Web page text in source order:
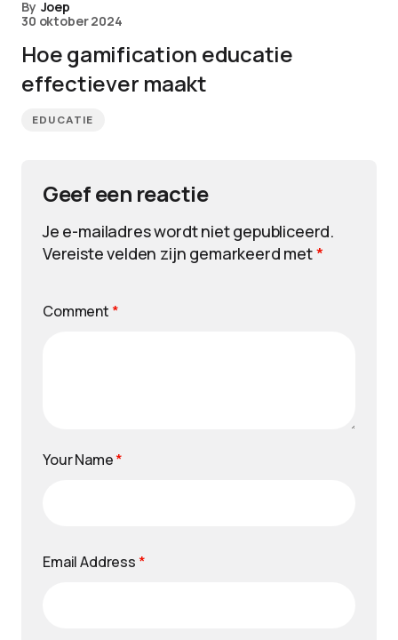
By Joep
30 oktober 2024
Hoe gamification educatie
effectiever maakt
EDUCATIE
Geef een reactie
Je e-mailadres wordt niet gepubliceerd.
Vereiste velden zijn gemarkeerd met*
Comment *
Your Name*
Email Address *